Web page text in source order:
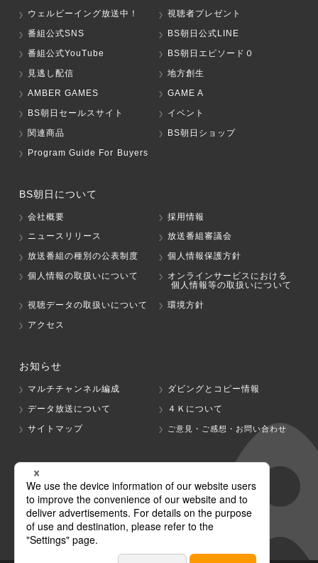
ウェルビーイング放送中！
視聴者プレゼント
番組公式SNS
BS朝日公式LINE
番組公式YouTube
BS朝日エピソード０
見逃し配信
地方創生
AMBER GAMES
GAME A
BS朝日セールスサイト
イベント
関連商品
BS朝日ショップ
Program Guide For Buyers
BS朝日について
会社概要
採用情報
ニュースリリース
放送番組審議会
放送番組の種別の公表制度
個人情報保護方針
個人情報の取扱いについて
オンラインサービスにおける
個人情報等の取扱いについて
視聴データの取扱いについて
環境方針
アクセス
お知らせ
マルチチャンネル編成
ダビングとコピー情報
データ放送について
４Ｋについて
サイトマップ
ご意見・ご感想・お問い合わせ
グループ会社
テレビ朝日 テレ朝チャンネル